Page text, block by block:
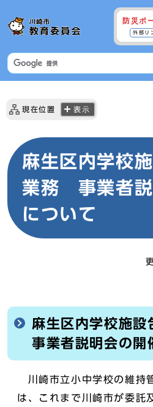
防災ポ
外部リ
現在位置 表示
麻生区内学校
業務 事業者説
について
麻生区内学校施
事業者説明会の開
川崎市立小中学校の維持
は、これまで川崎市が委託